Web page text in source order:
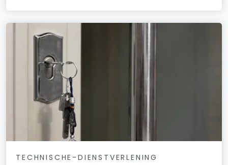
TECHNISCHE-DIENSTVERLENING